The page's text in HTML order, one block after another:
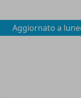
Aggiornato a